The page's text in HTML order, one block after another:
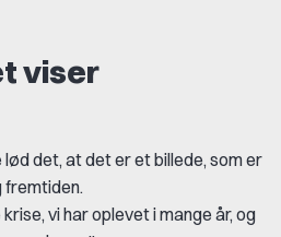
viser
det, at det er et billede, som er
fremtiden.
vi har oplevet i mange år, og